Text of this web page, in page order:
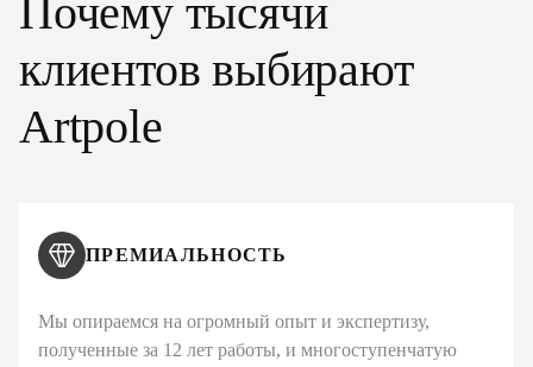
Почему тысячи
клиентов выбирают
Artpole
ПРЕМИАЛЬНОСТЬ
Мы опираемся на огромный опыт и экспертизу,
полученные за 12 лет работы, и многоступенчатую